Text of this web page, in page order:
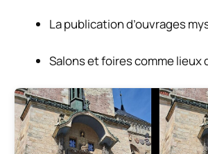
La publication d’ouvrages
Salons et foires comme lieux